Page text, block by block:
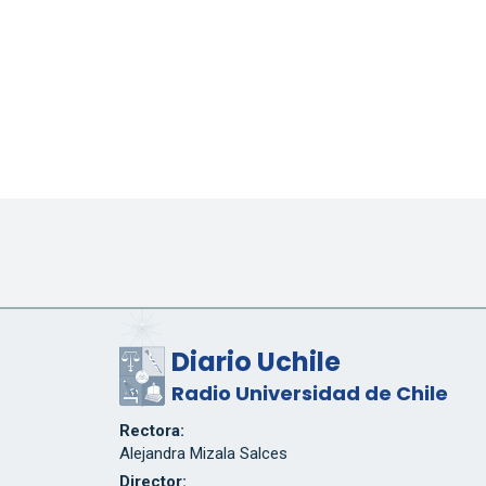
Diario Uchile
Radio Universidad de Chile
Rectora:
Alejandra Mizala Salces
Director: